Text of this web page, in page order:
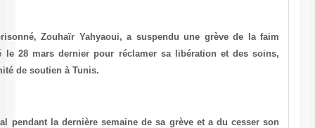
Un internaute dissident tunisien emprisonné, Zouhaïr Yahyaoui,
après 21 jours d’un jeûne commencé le 28 mars dernier pour
apprend-on samedi auprès de son comité de soutien à Tunis.
« Zouhaïr était resté sans suivi médical pendant la dernière